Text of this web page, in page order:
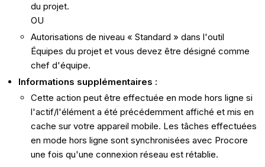
du projet.
OU
Autorisations de niveau « Standard » dans l'outil
Équipes du projet et vous devez être désigné comme
chef d'équipe.
Informations supplémentaires :
Cette action peut être effectuée en mode hors ligne si
l'actif/l'élément a été précédemment affiché et mis en
cache sur votre appareil mobile. Les tâches effectuées
en mode hors ligne sont synchronisées avec Procore
une fois qu'une connexion réseau est rétablie.